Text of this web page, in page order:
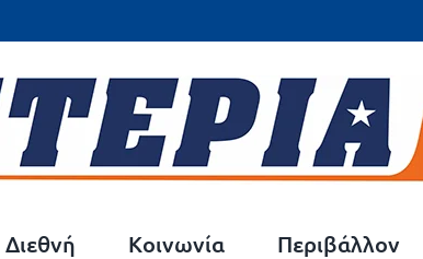
Διεθνή Κοινωνία Περιβάλλον